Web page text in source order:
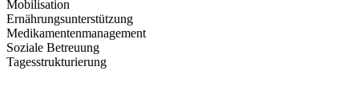
Mobilisation
Ernährungsunterstützung
Medikamentenmanagement
Soziale Betreuung
Tagesstrukturierung